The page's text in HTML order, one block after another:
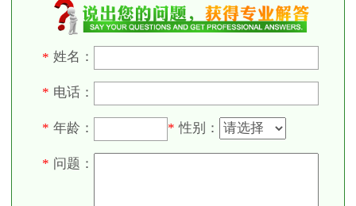
* 姓名：
* 电话：
* 年龄： * 性别：
* 问题：